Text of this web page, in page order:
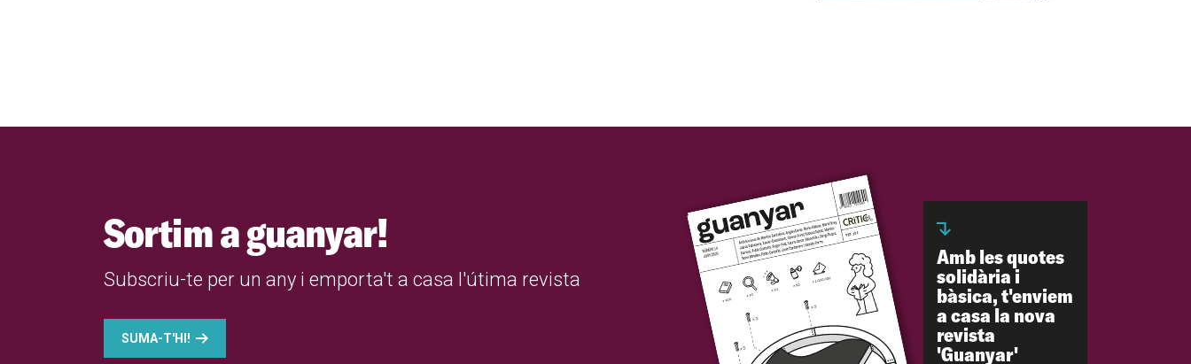
Sortim a guanyar!
Subscriu-te per un any i emporta't a casa l'útima revista
SUMA-T'HI!
Amb les quotes
solidària i
bàsica, t'enviem
a casa la nova
revista
'Guanyar'